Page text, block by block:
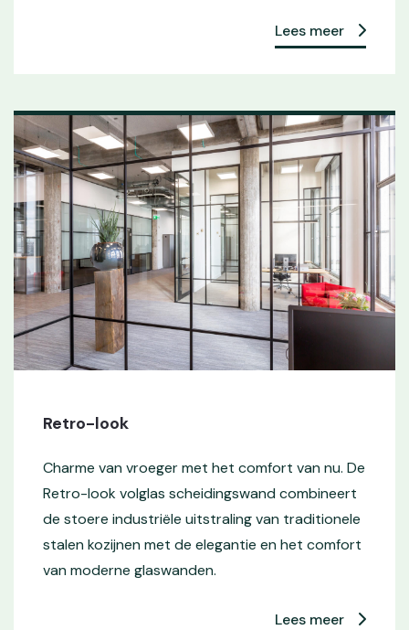
Lees meer
Retro-look
Charme van vroeger met het comfort van nu. De
Retro-look volglas scheidingswand combineert
de stoere industriële uitstraling van traditionele
stalen kozijnen met de elegantie en het comfort
van moderne glaswanden.
Lees meer